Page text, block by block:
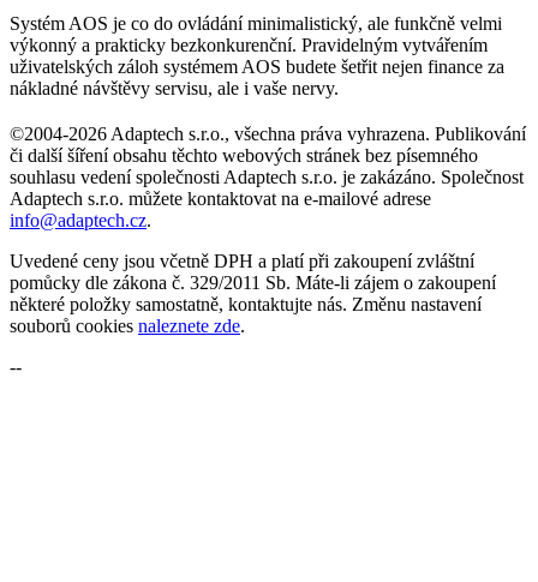
Systém AOS je co do ovládání minimalistický, ale funkčně velmi
výkonný a prakticky bezkonkurenční. Pravidelným vytvářením
uživatelských záloh systémem AOS budete šetřit nejen finance za
nákladné návštěvy servisu, ale i vaše nervy.
©2004-2026 Adaptech s.r.o., všechna práva vyhrazena. Publikování
či další šíření obsahu těchto webových stránek bez písemného
souhlasu vedení společnosti Adaptech s.r.o. je zakázáno. Společnost
Adaptech s.r.o. můžete kontaktovat na e-mailové adrese
info@adaptech.cz.
Uvedené ceny jsou včetně DPH a platí při zakoupení zvláštní
pomůcky dle zákona č. 329/2011 Sb. Máte-li zájem o zakoupení
některé položky samostatně, kontaktujte nás. Změnu nastavení
souborů cookies naleznete zde.
--